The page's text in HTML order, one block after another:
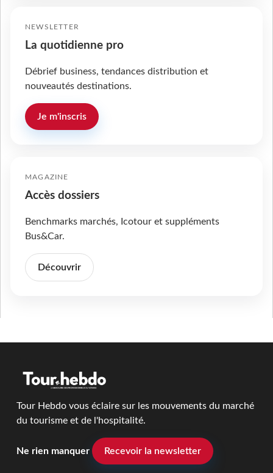
NEWSLETTER
La quotidienne pro
Débrief business, tendances distribution et
nouveautés destinations.
Je m'inscris
MAGAZINE
Accès dossiers
Benchmarks marchés, Icotour et suppléments
Bus&Car.
Découvrir
Tour Hebdo vous éclaire sur les mouvements du marché
du tourisme et de l'hospitalité.
Ne rien manquer Recevoir la newsletter